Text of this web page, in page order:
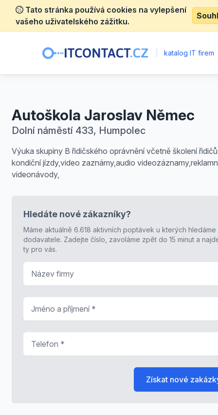
Tato stránka používá cookies na vylepšení
vašeho uživatelského zážitku.
katalog IT firem
Autoškola Jaroslav Němec
Dolní náměstí 433, Humpolec
Výuka skupiny B řidičského oprávnění včetně školení
kondiční jízdy,video zaznámy,audio
videonávody,
Hledáte nové zákazníky?
Máme aktuálně 6.618 aktivních poptávek u kterých hledáme
dodavatele. Zadejte číslo, zavoláme zpět do 15 minut a
ty pro vás.
Získat nové